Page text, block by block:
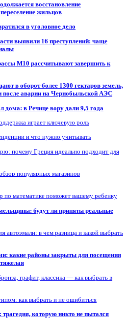
восстановление
жильцов
в уголовное дело
выявили 16 преступлений: чаще
М10 рассчитывают завершить к
в оборот более 1300 гектаров земель,
после аварии на Чернобыльской АЭС
дома: в Речице вору дали 9,5 года
играет ключевую роль
и что нужно учитывать
почему Греция идеально подходит для
популярных магазинов
по математике поможет вашему ребенку
будут ли приняты реальные
автоэмали: в чем разница и какой выбрать
какие районы закрыты для посещения
графит, классика — как выбрать в
как выбрать и не ошибиться
которую никто не пытался